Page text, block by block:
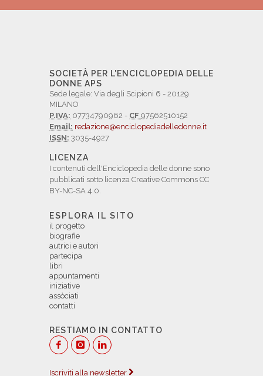
SOCIETÀ PER L'ENCICLOPEDIA DELLE
DONNE APS
Sede legale: Via degli Scipioni 6 - 20129
MILANO
P.IVA: 07734790962 - CF 97562510152
Email: redazione@enciclopediadelledonne.it
ISSN: 3035-4927
LICENZA
I contenuti dell'Enciclopedia delle donne sono
pubblicati sotto licenza Creative Commons CC
BY-NC-SA 4.0.
ESPLORA IL SITO
il progetto
biografie
autrici e autori
partecipa
libri
appuntamenti
iniziative
assòciati
contatti
RESTIAMO IN CONTATTO
Iscriviti alla newsletter